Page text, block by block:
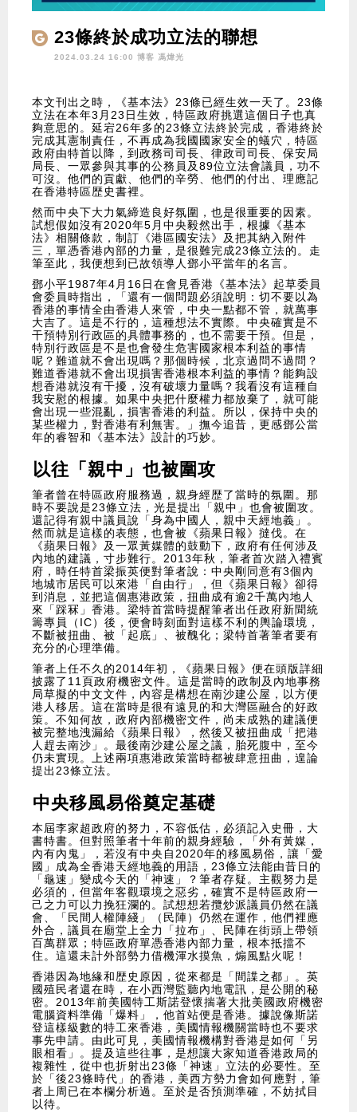
23條終於成功立法的聯想
2024.03.24 16:00 博客 馮煒光
本文刊出之時，《基本法》23條已經生效一天了。23條
立法在本年3月23日生效，特區政府挑選這個日子也真
夠意思的。延宕26年多的23條立法終於完成，香港終於
完成其憲制責任，不再成為我國國家安全的蟻穴，特區
政府由特首以降，到政務司司長、律政司司長、保安局
局長、一眾參與其事的公務員及89位立法會議員，功不
可沒。他們的貢獻、他們的辛勞、他們的付出、理應記
在香港特區歴史書裡。
然而中央下大力氣締造良好氛圍，也是很重要的因素。
試想假如沒有2020年5月中央毅然出手，根據《基本
法》相關條款，制訂《港區國安法》及把其納入附件
三，單憑香港內部的力量，是很難完成23條立法的。走
筆至此，我便想到已故領導人鄧小平當年的名言。
鄧小平1987年4月16日在會見香港《基本法》起草委員
會委員時指出，「還有一個問題必須說明：切不要以為
香港的事情全由香港人來管，中央一點都不管，就萬事
大吉了。這是不行的，這種想法不實際。中央確實是不
干預特別行政區的具體事務的，也不需要干預。但是，
特別行政區是不是也會發生危害國家根本利益的事情
呢？難道就不會出現嗎？那個時候，北京過問不過問？
難道香港就不會出現損害香港根本利益的事情？能夠設
想香港就沒有干擾，沒有破壞力量嗎？我看沒有這種自
我安慰的根據。如果中央把什麼權力都放棄了，就可能
會出現一些混亂，損害香港的利益。所以，保持中央的
某些權力，對香港有利無害。」撫今追昔，更感鄧公當
年的睿智和《基本法》設計的巧妙。
以往「親中」也被圍攻
筆者曾在特區政府服務過，親身經歴了當時的氛圍。那
時不要說是23條立法，光是提出「親中」也會被圍攻。
還記得有親中議員說「身為中國人，親中天經地義」。
然而就是這樣的表態，也會被《蘋果日報》撻伐。在
《蘋果日報》及一眾黃媒體的鼓動下，政府有任何涉及
內地的建議，寸步難行。2013年秋，筆者首次踏入禮賓
府，時任特首梁振英便對筆者說：中央剛同意有3個內
地城市居民可以來港「自由行」，但《蘋果日報》卻得
到消息，並把這個惠港政策，扭曲成有逾2千萬內地人
來「踩冧」香港。梁特首當時提醒筆者出任政府新聞統
籌專員（IC）後，便會時刻面對這樣不利的輿論環境，
不斷被扭曲、被「起底」、被醜化；梁特首著筆者要有
充分的心理準備。
筆者上任不久的2014年初，《蘋果日報》便在頭版詳細
披露了11頁政府機密文件。這是當時的政制及內地事務
局草擬的中文文件，內容是構想在南沙建公屋，以方便
港人移居。這在當時是很有遠見的和大灣區融合的好政
策。不知何故，政府內部機密文件，尚未成熟的建議便
被完整地洩漏給《蘋果日報》，然後又被扭曲成「把港
人趕去南沙」。最後南沙建公屋之議，胎死腹中，至今
仍未實現。上述兩項惠港政策當時都被肆意扭曲，遑論
提出23條立法。
中央移風易俗奠定基礎
本屆李家超政府的努力，不容低估，必須記入史冊，大
書特書。但對照筆者十年前的親身經驗，「外有黃媒，
內有內鬼」，若沒有中央自2020年的移風易俗，讓「愛
國」成為全香港天經地義的用語，23條立法能由昔日的
「龜速」變成今天的「神速」？筆者存疑。主觀努力是
必須的，但當年客觀環境之惡劣，確實不是特區政府一
己之力可以力挽狂瀾的。試想想若攬炒派議員仍然在議
會、「民間人權陣綫」（民陣）仍然在運作，他們裡應
外合，議員在廟堂上全力「拉布」、民陣在街頭上帶領
百萬群眾；特區政府單憑香港內部力量，根本抵擋不
住。這還未計外部勢力借機渾水摸魚，煽風點火呢！
香港因為地緣和歴史原因，從來都是「間諜之都」。英
國殖民者還在時，在小西灣監聽內地電訊，是公開的秘
密。2013年前美國特工斯諾登懷揣著大批美國政府機密
電腦資料準備「爆料」，他首站便是香港。據說像斯諾
登這樣級數的特工來香港，美國情報機關當時也不要求
事先申請。由此可見，美國情報機構對香港是如何「另
眼相看」。提及這些往事，是想讓大家知道香港政局的
複雜性，從中也折射出23條「神速」立法的必要性。至
於「後23條時代」的香港，美西方勢力會如何應對，筆
者上周已在本欄分析過。至於是否預測準確，不妨拭目
以待。